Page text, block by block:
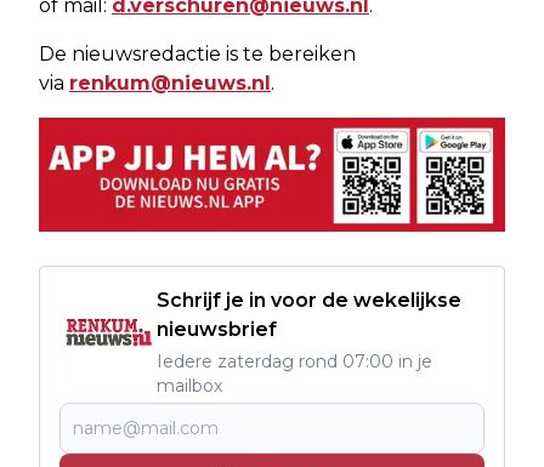
of mail: d.verschuren@nieuws.nl .
De nieuwsredactie is te bereiken
via renkum@nieuws.nl.
Schrijf je in voor de wekelijkse
nieuwsbrief
Iedere zaterdag rond 07:00 in je
mailbox